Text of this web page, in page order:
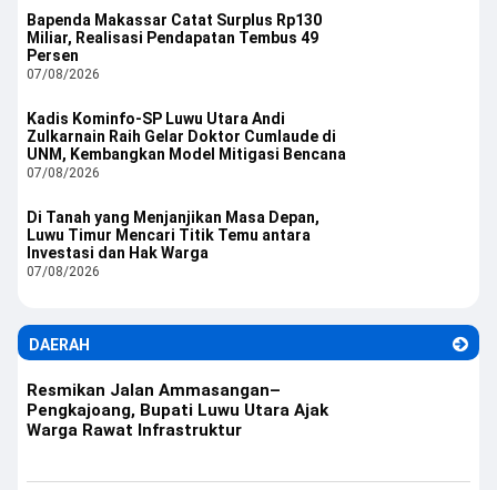
Bapenda Makassar Catat Surplus Rp130
Miliar, Realisasi Pendapatan Tembus 49
Persen
07/08/2026
Kadis Kominfo-SP Luwu Utara Andi
Zulkarnain Raih Gelar Doktor Cumlaude di
UNM, Kembangkan Model Mitigasi Bencana
07/08/2026
Di Tanah yang Menjanjikan Masa Depan,
Luwu Timur Mencari Titik Temu antara
Investasi dan Hak Warga
07/08/2026
DAERAH
Resmikan Jalan Ammasangan–
Pengkajoang, Bupati Luwu Utara Ajak
Warga Rawat Infrastruktur